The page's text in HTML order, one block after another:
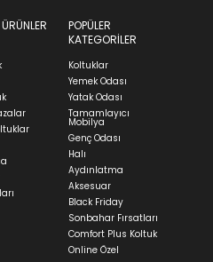
verilme süresi
süresi yaşadığınız şehre
göre ortalama 5-24 iş
siparişlerinizin teslim
ve ürünün stok durumuna
sürecinizi takip edebilirsiniz.
Sorularbölümünü ziyaret
POPÜLER
KATEGORİLER
Koltuklar
Yemek Odası
Yatak Odası
Tamamlayıcı
Mobilya
Genç Odası
Halı
Aydınlatma
Aksesuar
Black Friday
Sonbahar Fırsatları
Comfort Plus Koltuk
Online Özel